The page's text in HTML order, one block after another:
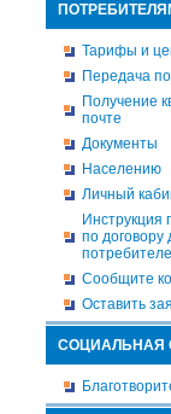
Тарифы и
Передача
Получение
почте
Документы
Населению
Личный
Инструкция
по
Сообщите
Оставить
СОЦИАЛЬНАЯ